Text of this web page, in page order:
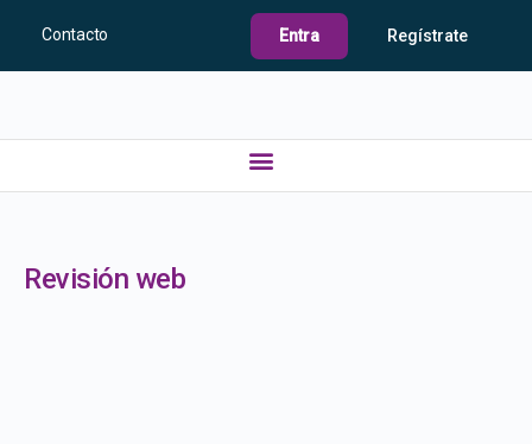
Contacto Entra Regístrate
Revisión web